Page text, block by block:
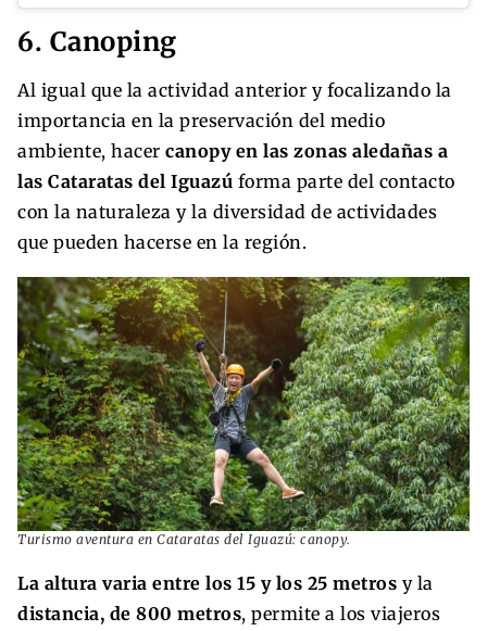
6. Canoping
Al igual que la actividad anterior y focalizando la
importancia en la preservación del medio
ambiente, hacer canopy en las zonas aledañas a
las Cataratas del Iguazú forma parte del contacto
con la naturaleza y la diversidad de actividades
que pueden hacerse en la región.
Turismo aventura en Cataratas del Iguazú: canopy.
La altura varia entre los 15 y los 25 metros y la
distancia, de 800 metros, permite a los viajeros